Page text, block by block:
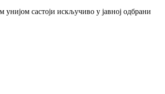
састоји искључиво у јавној одбрани